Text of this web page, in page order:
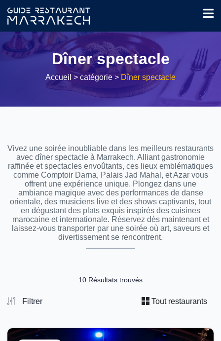
Dîner spectacle
Accueil > catégorie > Dîner spectacle
Vivez une soirée inoubliable dans les meilleurs restaurants
avec dîner spectacle à Marrakech. Alliant gastronomie
raffinée et spectacles envoûtants, ces lieux emblématiques
comme Comptoir Darna, Palais Jad Mahal, et Azar vous
offrent une expérience unique. Plongez dans une
ambiance magique avec des performances de danse
orientale, des musiciens live et des shows captivants, tout
en dégustant des plats exquis inspirés des cuisines
marocaine et internationale. Réservez dès maintenant et
laissez-vous transporter par une soirée où art, saveurs et
divertissement se rencontrent.
10 Résultats trouvés
Filtrer Tout restaurants